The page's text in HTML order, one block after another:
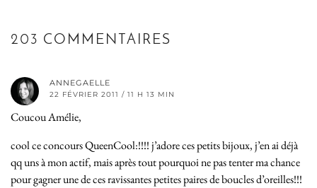
203 COMMENTAIRES
ANNEGAELLE
22 FÉVRIER 2011 / 11 H 13 MIN
Coucou Amélie,
cool ce concours QueenCool:!!!! j’adore ces petits bijoux, j’en ai déjà
qq uns à mon actif, mais après tout pourquoi ne pas tenter ma chance
pour gagner une de ces ravissantes petites paires de boucles d’oreilles!!!